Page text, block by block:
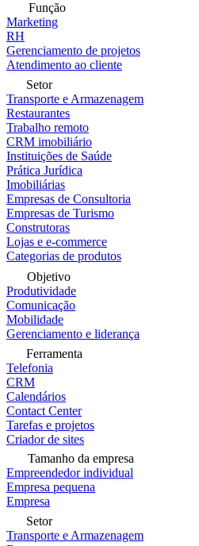
Função
Marketing
RH
Gerenciamento de projetos
Atendimento ao cliente
Setor
Transporte e Armazenagem
Restaurantes
Trabalho remoto
CRM imobiliário
Instituições de Saúde
Prática Jurídica
Imobiliárias
Empresas de Consultoria
Empresas de Turismo
Construtoras
Lojas e e-commerce
Categorias de produtos
Objetivo
Produtividade
Comunicação
Mobilidade
Gerenciamento e liderança
Ferramenta
Telefonia
CRM
Calendários
Contact Center
Tarefas e projetos
Criador de sites
Tamanho da empresa
Empreendedor individual
Empresa pequena
Empresa
Setor
Transporte e Armazenagem